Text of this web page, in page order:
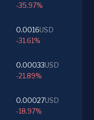
-35.97%
0.0016USD
-31.61%
0.00033USD
-21.89%
0.00027USD
-18.97%